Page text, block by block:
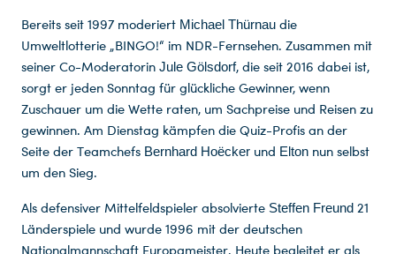
Bereits seit 1997 moderiert Michael Thürnau die
Umweltlotterie „BINGO!“ im NDR-Fernsehen. Zusammen mit
seiner Co-Moderatorin Jule Gölsdorf, die seit 2016 dabei ist,
sorgt er jeden Sonntag für glückliche Gewinner, wenn
Zuschauer um die Wette raten, um Sachpreise und Reisen zu
gewinnen. Am Dienstag kämpfen die Quiz-Profis an der
Seite der Teamchefs Bernhard Hoëcker und Elton nun selbst
um den Sieg.
Als defensiver Mittelfeldspieler absolvierte Steffen Freund 21
Länderspiele und wurde 1996 mit der deutschen
Nationalmannschaft Europameister. Heute begleitet er als